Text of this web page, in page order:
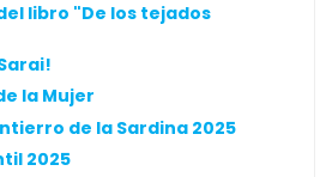
libro "De los tejados
la Mujer
de la Sardina 2025
2025